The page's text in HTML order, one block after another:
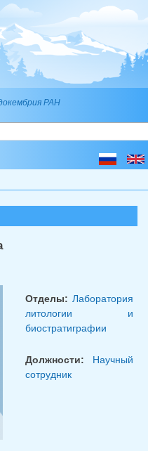
РАН
поиска
Отделы: Лаборатория
литологии и
биостратиграфии
Должности: Научный
сотрудник